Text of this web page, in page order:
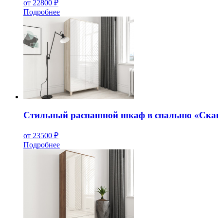
от 22800 ₽
Подробнее
Стильный распашной шкаф в спальню
от 23500 ₽
Подробнее